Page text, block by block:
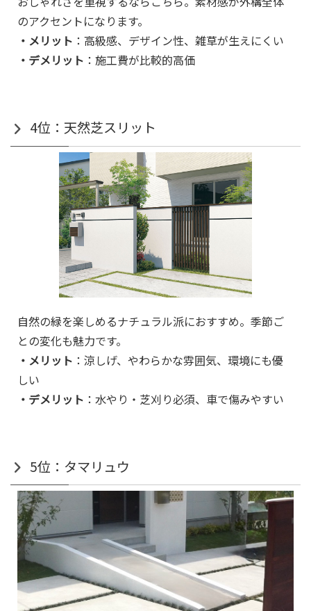
のアクセントになります。
・メリット ：高級感、デザイン性、雑草が生えにくい
・デメリット ：施工費が比較的高価
4位：天然芝スリット
自然の緑を楽しめるナチュラル派におすすめ。季節ご
との変化も魅力です。
・メリット ：涼しげ、やわらかな雰囲気、環境にも優
しい
・デメリット ：水やり・芝刈り必須、車で傷みやすい
5位：タマリュウ